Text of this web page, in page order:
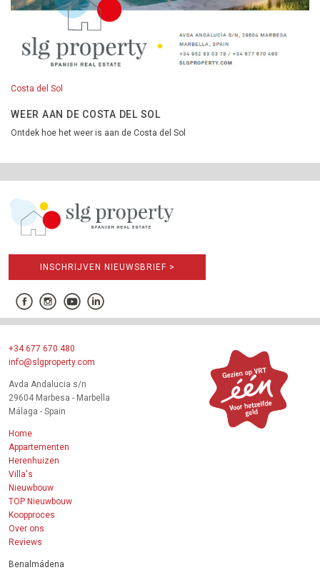
Costa del Sol
WEER AAN DE COSTA DEL SOL
Ontdek hoe het weer is aan de Costa del Sol
INSCHRIJVEN NIEUWSBRIEF >
+34 677 670 480
info@slgproperty.com
Avda Andalucia s/n
29604 Marbesa - Marbella
Málaga - Spain
Home
Appartementen
Herenhuizen
Villa's
Nieuwbouw
TOP Nieuwbouw
Koopproces
Over ons
Reviews
Benalmádena